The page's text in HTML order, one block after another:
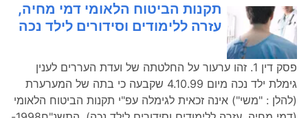
תקנות הביטוח הלאומי דמי מחיה,
עזרה ללימודים וסידורים לילד נכה
פסק דין 1. זהו ערעור על החלטתה של ועדת העררים לענין
גימלת ילד נכה מיום 4.10.99 שקבעה כי בתה של המערערת
(להלן : "משי") אינה זכאית לגימלה עפ"י תקנות הביטוח הלאומי